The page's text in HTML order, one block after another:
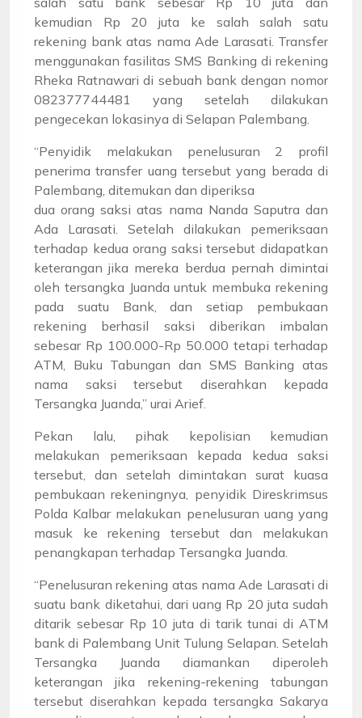
kemudian Rp 20 juta ke salah salah satu
rekening bank atas nama Ade Larasati. Transfer
menggunakan fasilitas SMS Banking di rekening
Rheka Ratnawari di sebuah bank dengan nomor
082377744481 yang setelah dilakukan
pengecekan lokasinya di Selapan Palembang.
“Penyidik melakukan penelusuran 2 profil
penerima transfer uang tersebut yang berada di
Palembang, ditemukan dan diperiksa
dua orang saksi atas nama Nanda Saputra dan
Ada Larasati. Setelah dilakukan pemeriksaan
terhadap kedua orang saksi tersebut didapatkan
keterangan jika mereka berdua pernah dimintai
oleh tersangka Juanda untuk membuka rekening
pada suatu Bank, dan setiap pembukaan
rekening berhasil saksi diberikan imbalan
sebesar Rp 100.000-Rp 50.000 tetapi terhadap
ATM, Buku Tabungan dan SMS Banking atas
nama saksi tersebut diserahkan kepada
Tersangka Juanda,” urai Arief.
Pekan lalu, pihak kepolisian kemudian
melakukan pemeriksaan kepada kedua saksi
tersebut, dan setelah dimintakan surat kuasa
pembukaan rekeningnya, penyidik Direskrimsus
Polda Kalbar melakukan penelusuran uang yang
masuk ke rekening tersebut dan melakukan
penangkapan terhadap Tersangka Juanda.
“Penelusuran rekening atas nama Ade Larasati di
suatu bank diketahui, dari uang Rp 20 juta sudah
ditarik sebesar Rp 10 juta di tarik tunai di ATM
bank di Palembang Unit Tulung Selapan. Setelah
Tersangka Juanda diamankan diperoleh
keterangan jika rekening-rekening tabungan
tersebut diserahkan kepada tersangka Sakarya